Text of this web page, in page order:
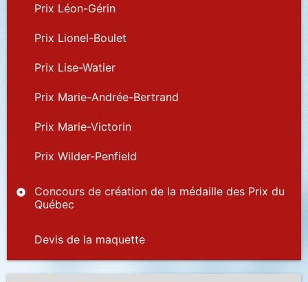
Prix Léon-Gérin
Prix Lionel-Boulet
Prix Lise-Watier
Prix Marie-Andrée-Bertrand
Prix Marie-Victorin
Prix Wilder-Penfield
Concours de création de la médaille des Prix du
Québec
Devis de la maquette